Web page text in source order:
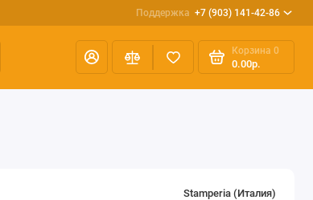
Поддержка +7 (903) 141-42-86
Корзина 0
0.00р.
Stamperia (Италия)